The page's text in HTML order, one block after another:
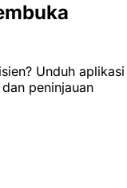
Unduh aplikasi
peninjauan